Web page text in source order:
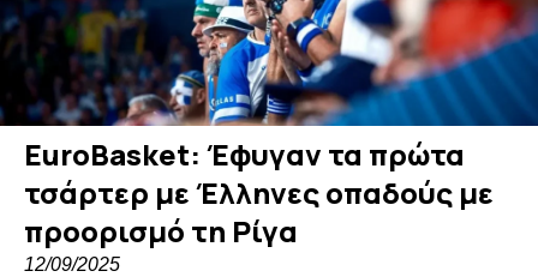
EuroBasket: Έφυγαν τα πρώτα
τσάρτερ με Έλληνες οπαδούς με
προορισμό τη Ρίγα
12/09/2025